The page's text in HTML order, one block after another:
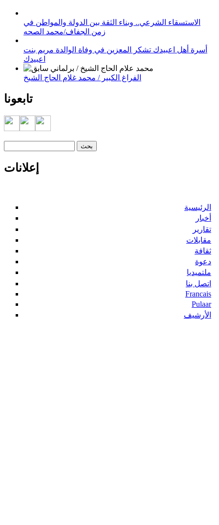
الاستسقاء الشرعي.. وبناء الثقة بين الدولة والمواطن في
زمن الجفاف/محمد الصحه
أسرة أهل اعبيدك تشكر المعزين في وفاة الوالدة مريم بنت
اعبيدك
الفراغ الكبير / محمد غلام الحاج الشيخ
تابعونا
إعلانات
الرئيسية
أخبار
تقارير
مقابلات
ثقافة
دعوة
ملتميديا
اتصل بنا
Francais
Pulaar
الأرشيف